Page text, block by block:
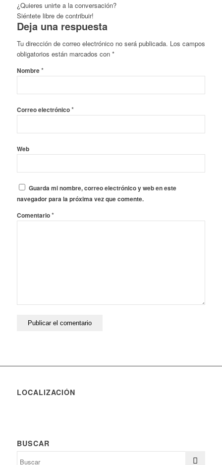
¿Quieres unirte a la conversación?
Siéntete libre de contribuir!
Deja una respuesta
Tu dirección de correo electrónico no será publicada. Los campos
obligatorios están marcados con *
Nombre*
Correo electrónico*
Web
Guarda mi nombre, correo electrónico y web en este
navegador para la próxima vez que comente.
Comentario*
LOCALIZACIÓN
BUSCAR